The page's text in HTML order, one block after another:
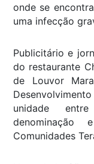
onde se
uma infecção
Publicitário e
do restaurante
de Louvor
unidade
Comunidades